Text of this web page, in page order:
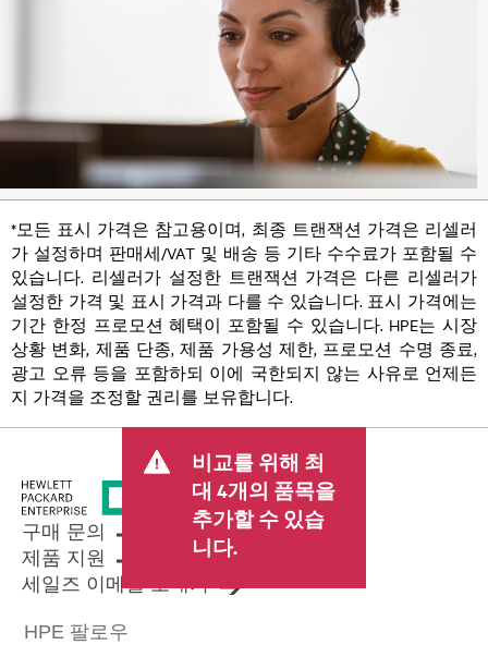
*모든 표시 가격은 참고용이며, 최종 트랜잭션 가격은 리셀러
가 설정하며 판매세/VAT 및 배송 등 기타 수수료가 포함될 수
있습니다. 리셀러가 설정한 트랜잭션 가격은 다른 리셀러가
설정한 가격 및 표시 가격과 다를 수 있습니다. 표시 가격에는
기간 한정 프로모션 혜택이 포함될 수 있습니다. HPE는 시장
상황 변화, 제품 단종, 제품 가용성 제한, 프로모션 수명 종료,
광고 오류 등을 포함하되 이에 국한되지 않는 사유로 언제든
지 가격을 조정할 권리를 보유합니다.
비교를 위해 최
대 4개의 품목을
추가할 수 있습
니다.
구매 문의
제품 지원
세일즈 이메일 보내기
HPE 팔로우